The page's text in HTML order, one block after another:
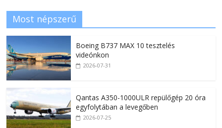
Most népszerű
Boeing B737 MAX 10 tesztelés
videónkon
2026-07-31
Qantas A350-1000ULR repülőgép 20 óra
egyfolytában a levegőben
2026-07-25